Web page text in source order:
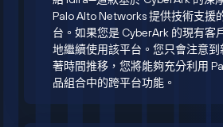
Palo Alto Networks 提供技術支援
台。如果您是 CyberArk 的現有客
地繼續使用該平台。您只會注意
著時間推移，您將能夠充分利用
品組合中的跨平台功能。